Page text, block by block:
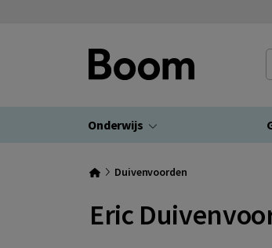
Onderwijs
Duivenvoorden
Eric